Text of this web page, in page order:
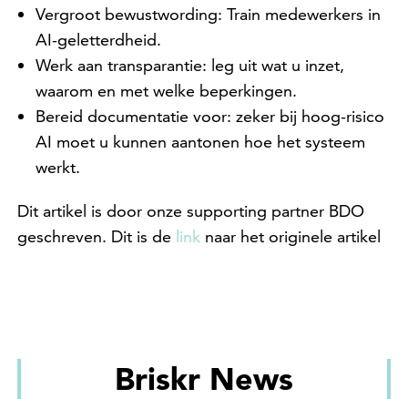
Vergroot bewustwording: Train medewerkers in
AI-geletterdheid.
Werk aan transparantie: leg uit wat u inzet,
waarom en met welke beperkingen.
Bereid documentatie voor: zeker bij hoog-risico
AI moet u kunnen aantonen hoe het systeem
werkt.
Dit artikel is door onze supporting partner BDO
geschreven. Dit is de link naar het originele artikel
Briskr News